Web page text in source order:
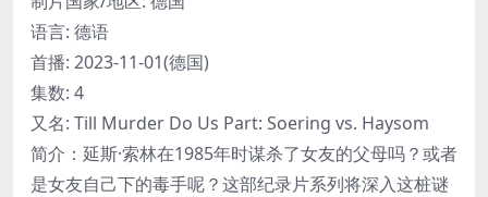
语言: 德语
首播: 2023-11-01(德国)
集数: 4
又名: Till Murder Do Us Part: Soering vs. Haysom
简介：延斯·索林在1985年时谋杀了女友的父母吗？或者
是女友自己下的毒手呢？这部纪录片系列将深入这桩谜